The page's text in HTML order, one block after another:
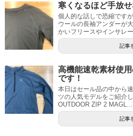
寒くなるほど手放
個人的な話しで恐縮です
ウールの長袖アンダーが
かいフリースやインサレ
記事
高機能速乾素材使
です！
本日はセール品の中から
ツの人気モデルをご紹介
OUTDOOR ZIP 2 MAGL...
記事